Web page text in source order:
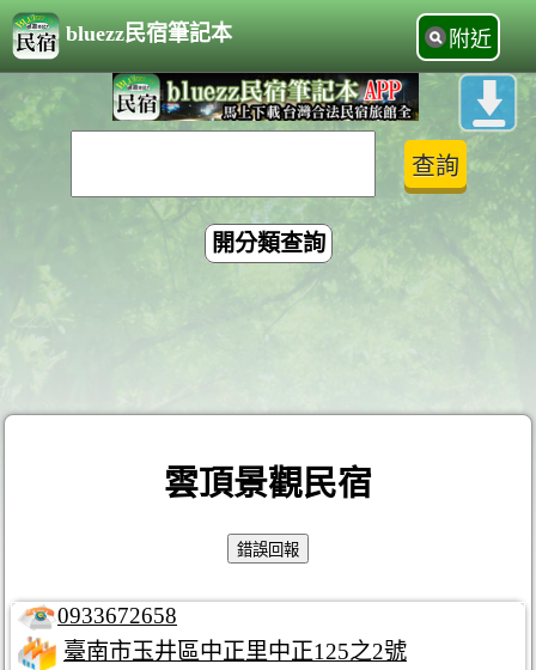
bluezz民宿筆記本 附近
開分類查詢
雲頂景觀民宿
0933672658
臺南市玉井區中正里中正125之2號